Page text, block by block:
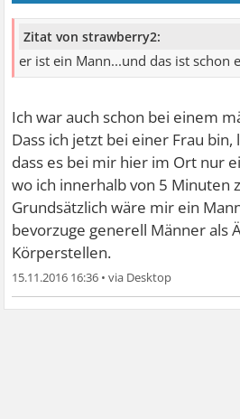
Zitat von strawberry2:
er ist ein Mann...und das ist schon
Ich war auch schon bei einem
Dass ich jetzt bei einer Frau bin,
dass es bei mir hier im Ort nur
wo ich innerhalb von 5 Minuten
Grundsätzlich wäre mir ein
bevorzuge generell Männer als
Körperstellen.
15.11.2016 16:36 •